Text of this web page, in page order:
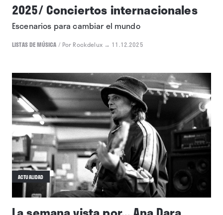
2025/ Conciertos internacionales
Escenarios para cambiar el mundo
LISTAS DE MÚSICA / Por Rockdelux → 11.12.2025
ACTUALIDAD